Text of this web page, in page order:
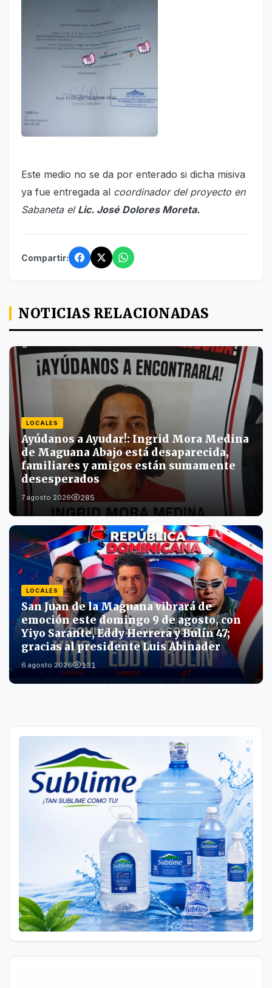
Este medio no se da por enterado si dicha misiva
ya fue entregada al coordinador del proyecto en
Sabaneta el Lic. José Dolores Moreta.
Compartir:
NOTICIAS RELACIONADAS
LOCALES
Ayúdanos a Ayudar!: Ingrid Mora Medina
de Maguana Abajo está desaparecida,
familiares y amigos están sumamente
desesperados
7 agosto 2026 285
LOCALES
San Juan de la Maguana vibrará de
emoción este domingo 9 de agosto, con
Yiyo Sarante, Eddy Herrera y Bulín 47;
gracias al presidente Luis Abinader
6 agosto 2026 131